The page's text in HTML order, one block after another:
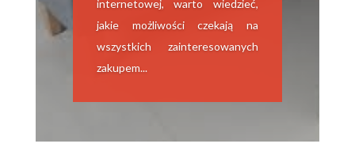
internetowej, warto wiedzieć,
jakie możliwości czekają na
wszystkich zainteresowanych
zakupem...